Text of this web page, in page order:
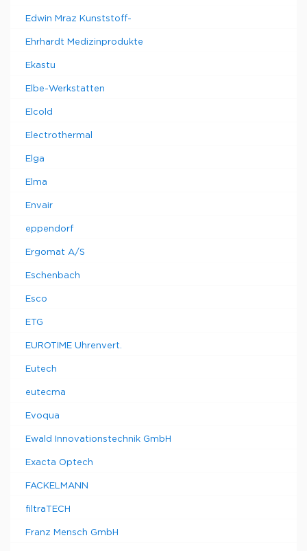
Edwin Mraz Kunststoff-
Ehrhardt Medizinprodukte
Ekastu
Elbe-Werkstatten
Elcold
Electrothermal
Elga
Elma
Envair
eppendorf
Ergomat A/S
Eschenbach
Esco
ETG
EUROTIME Uhrenvert.
Eutech
eutecma
Evoqua
Ewald Innovationstechnik GmbH
Exacta Optech
FACKELMANN
filtraTECH
Franz Mensch GmbH